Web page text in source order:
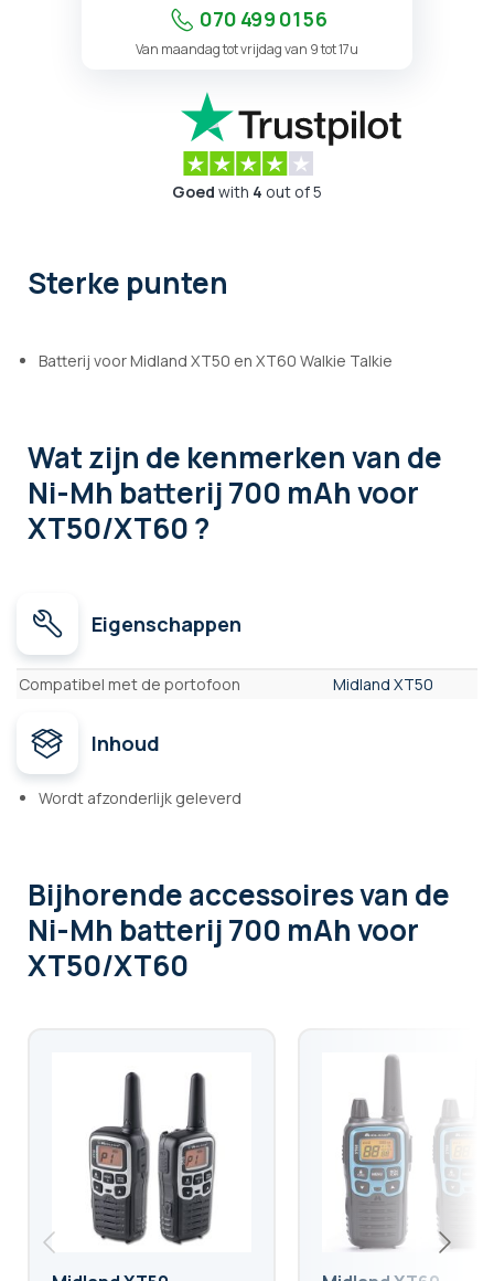
070 499 01 56
Van maandag tot vrijdag van 9 tot 17u
Goed with 4 out of 5
Sterke punten
Batterij voor Midland XT50 en XT60 Walkie Talkie
Wat zijn de kenmerkenvan de
Ni-Mh batterij 700 mAh voor
XT50/XT60 ?
Eigenschappen
Eigenschappen
Compatibel met de portofoon Midland XT50
Inhoud
Wordt afzonderlijk geleverd
Bijhorende accessoiresvan de
Ni-Mh batterij 700 mAh voor
XT50/XT60